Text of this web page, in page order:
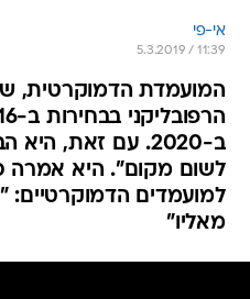
אי-פי
5.3.2019 / 11:39
המועמדת הדמוקרטית,
ב-2020. עם זאת,
לשום מקום". היא אמרה
למועמדים הדמוקרטיים:
מאליו"